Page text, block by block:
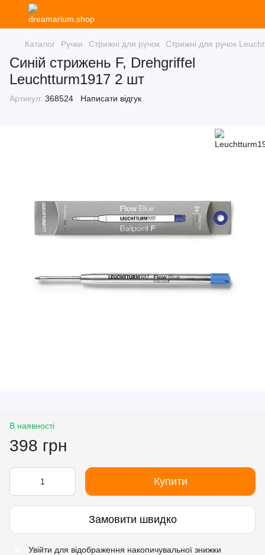
Каталог Ручки Стрижні для ручок Стрижні для ручок
Синій стрижень F, Drehgriffel
Leuchtturm1917 2 шт
Артикул: 368524 Написати відгук
В наявності
398 грн
Купити
Замовити швидко
Увійти для відображення накопичувальної знижки